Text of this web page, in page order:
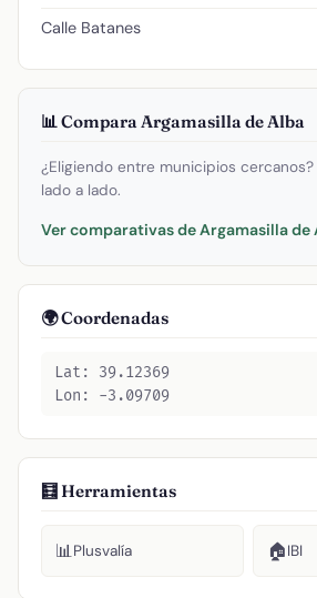
Calle Batanes
📊 Compara Argamasilla de Alba
¿Eligiendo entre municipios
lado a lado.
Ver comparativas de Argamasilla de
🌍 Coordenadas
Lat: 39.12369
Lon: -3.09709
🧮 Herramientas
📊Plusvalía 🏠IBI